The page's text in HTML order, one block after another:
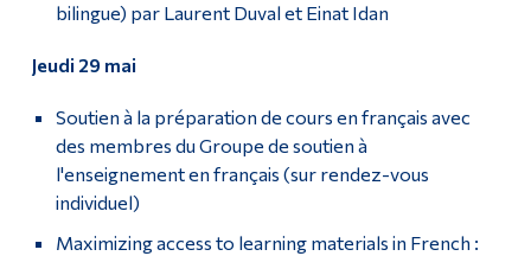
bilingue) par Laurent Duval et Einat Idan
Jeudi 29 mai
Soutien à la préparation de cours en français avec
des membres du Groupe de soutien à
l'enseignement en français (sur rendez-vous
individuel)
Maximizing access to learning materials in French :